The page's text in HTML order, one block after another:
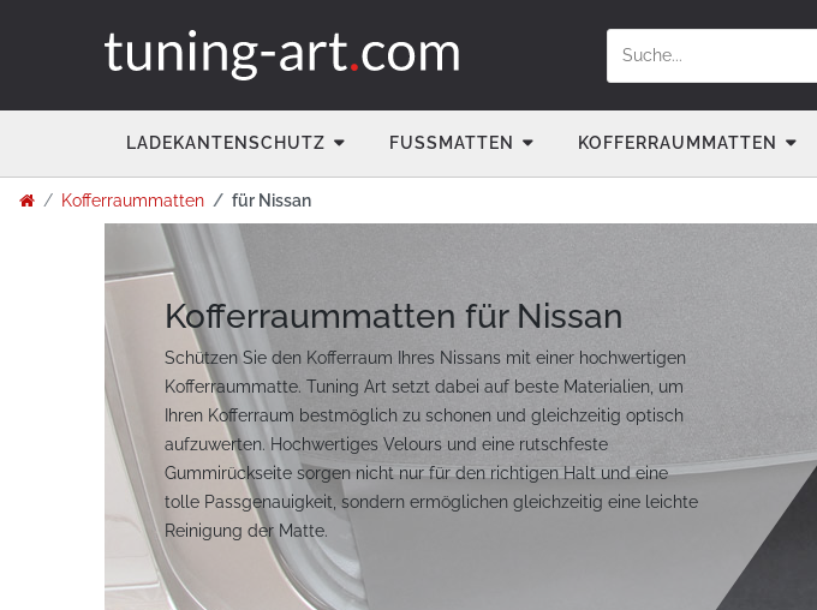
LADEKANTENSCHUTZ FUSSMATTEN KOFFERRAUMMATTEN
Kofferraummatten für Nissan
Kofferraummatten für Nissan
Schützen Sie den Kofferraum Ihres Nissans mit einer hochwertigen
Kofferraummatte. Tuning Art setzt dabei auf beste Materialien, um
Ihren Kofferraum bestmöglich zu schonen und gleichzeitig optisch
aufzuwerten. Hochwertiges Velours und eine rutschfeste
Gummirückseite sorgen nicht nur für den richtigen Halt und eine
tolle Passgenauigkeit, sondern ermöglichen gleichzeitig eine leichte
Reinigung der Matte.